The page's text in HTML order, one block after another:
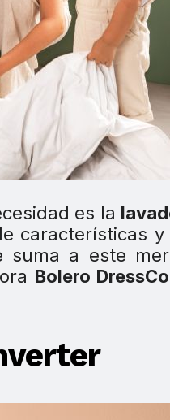
es la
características
a este
Bolero